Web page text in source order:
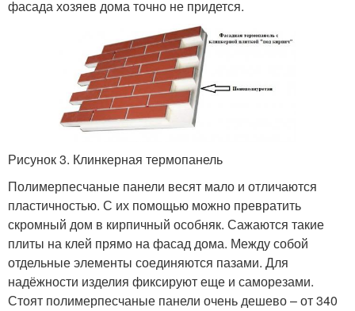
фасада хозяев дома точно не придется.
Рисунок 3. Клинкерная термопанель
Полимерпесчаные панели весят мало и отличаются
пластичностью. С их помощью можно превратить
скромный дом в кирпичный особняк. Сажаются такие
плиты на клей прямо на фасад дома. Между собой
отдельные элементы соединяются пазами. Для
надёжности изделия фиксируют еще и саморезами.
Стоят полимерпесчаные панели очень дешево – от 340